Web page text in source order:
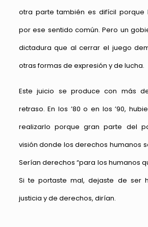
otra parte también es difícil porque
por ese sentido común. Pero un
dictadura que al cerrar el juego
otras formas de expresión y de lucha.
Este juicio se produce con más
retraso. En los ’80 o en los ’90,
realizarlo porque gran parte del
visión donde los derechos humanos
Serían derechos “para los humanos
Si te portaste mal, dejaste de ser
justicia y de derechos, dirían.